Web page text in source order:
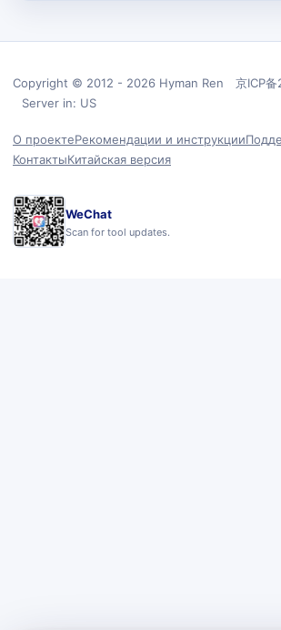
Copyright © 2012 - 2026 Hyman Ren 京ICP备
Server in: US
О проектеРекомендации и инструкции
КонтактыКитайская версия
WeChat
Scan for tool updates.